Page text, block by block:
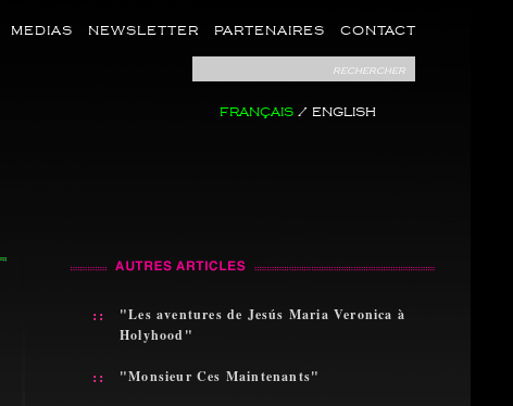
MEDIAS NEWSLETTER PARTENAIRES CONTACT
rechercher
FRANÇAIS/ ENGLISH
::
"Les aventures de Jesús Maria Veronica à
Holyhood"
:: "Monsieur Ces Maintenants"